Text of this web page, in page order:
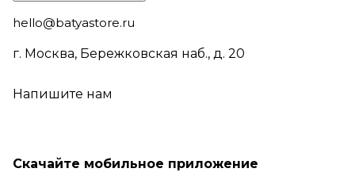
hello@batyastore.ru
г. Москва, Бережковская наб., д. 20
Напишите нам
Скачайте мобильное приложение